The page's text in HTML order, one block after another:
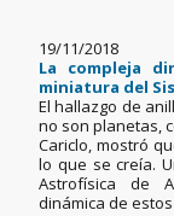
19/11/2018
La compleja
miniatura del
El hallazgo de
no son planetas,
Cariclo, mostró
lo que se creía.
Astrofísica de
dinámica de